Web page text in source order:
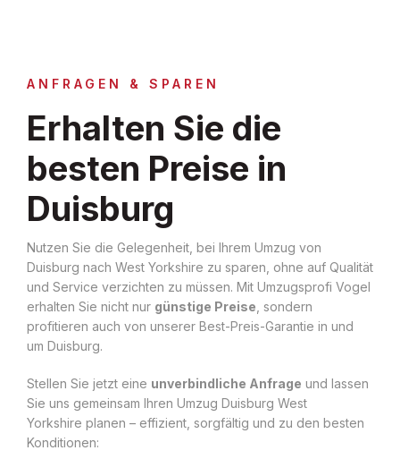
ANFRAGEN & SPAREN
Erhalten Sie die
besten Preise in
Duisburg
Nutzen Sie die Gelegenheit, bei Ihrem Umzug von
Duisburg nach West Yorkshire zu sparen, ohne auf Qualität
und Service verzichten zu müssen. Mit Umzugsprofi Vogel
erhalten Sie nicht nur günstige Preise , sondern
profitieren auch von unserer Best-Preis-Garantie in und
um Duisburg.
Stellen Sie jetzt eine unverbindliche Anfrage und lassen
Sie uns gemeinsam Ihren Umzug Duisburg West
Yorkshire planen – effizient, sorgfältig und zu den besten
Konditionen: